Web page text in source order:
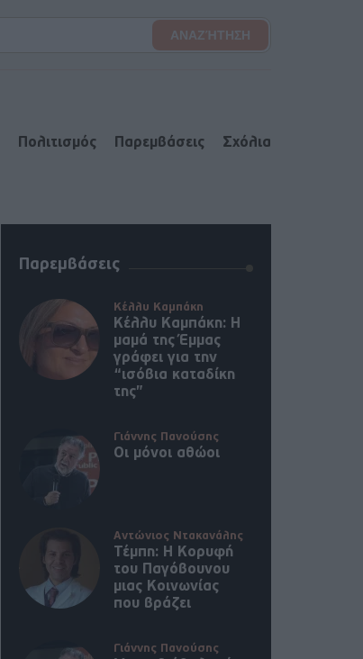
Πολιτισμός Παρεμβάσεις Σχόλια
Παρεμβάσεις
Κέλλυ Καμπάκη
Κέλλυ Καμπάκη: Η
μαμά της Έμμας
γράφει για την
“ισόβια καταδίκη
της”
Γιάννης Πανούσης
Οι μόνοι αθώοι
Αντώνιος Ντακανάλης
Τέμπη: Η Κορυφή
του Παγόβουνου
μιας Κοινωνίας
που βράζει
Γιάννης Πανούσης